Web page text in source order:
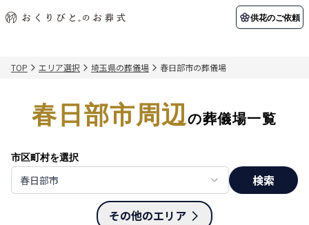
供花のご依頼
初めての方へ 納棺の儀とは？
アフターサポート
関東エリア
千葉県
北海道エリア
ご葬儀事例 お客様の声
葬儀の知識 供花のご依頼
TOP エリア選択 埼玉県の葬儀場 春日部市の葬儀場
春日部市周辺の葬儀場一覧
市区町村を選択
春日部市 検索
その他のエリア